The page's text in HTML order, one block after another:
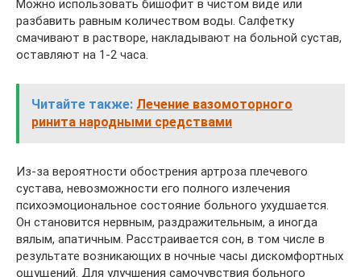
Можно использовать бишофит в чистом виде или
разбавить равным количеством воды. Салфетку
смачивают в растворе, накладывают на больной сустав,
оставляют на 1-2 часа.
Читайте также: Лечение вазомоторного
ринита народными средствами
Из-за вероятности обострения артроза плечевого
сустава, невозможности его полного излечения
психоэмоциональное состояние больного ухудшается.
Он становится нервным, раздражительным, а иногда
вялым, апатичным. Расстраивается сон, в том числе в
результате возникающих в ночные часы дискомфортных
ощущений. Для улучшения самочувствия больного